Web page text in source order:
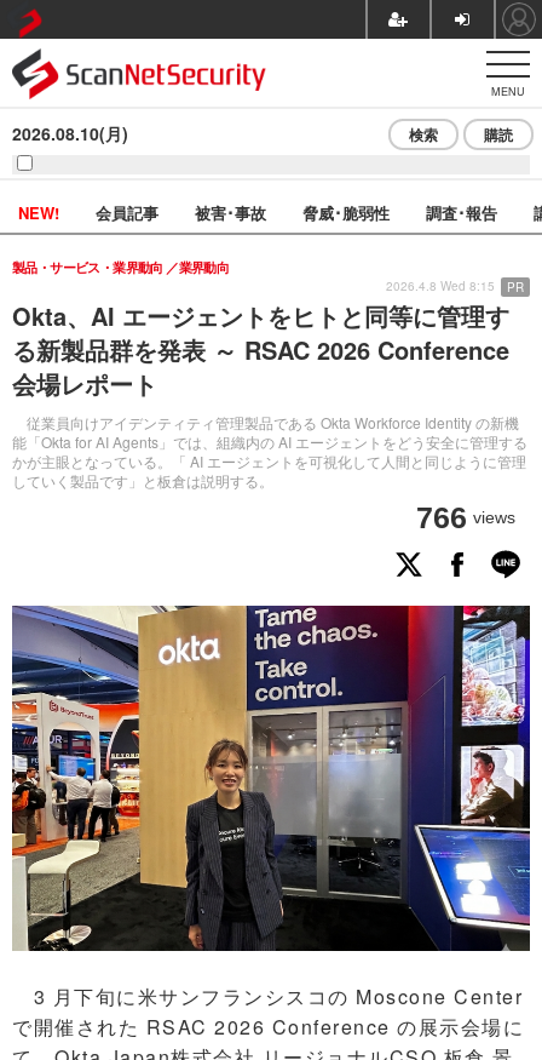
MENU
2026.08.10(月) 検索 購読
NEW! 会員記事 被害･事故 脅威･脆弱性 調査･報告
Okta、AI エージェントをヒトと同等に管理す
る新製品群を発表 ～ RSAC 2026 Conference
会場レポート
従業員向けアイデンティティ管理製品である Okta Workforce Identity の新機
能「Okta for AI Agents」では、組織内の AI エージェントをどう安全に管理する
かが主眼となっている。「 AI エージェントを可視化して人間と同じように管理
していく製品です」と板倉は説明する。
製品・サービス・業界動向 業界動向
766 views
2026.4.8 Wed 8:15 PR
3 月下旬に米サンフランシスコの Moscone Center
で開催された RSAC 2026 Conference の展示会場に